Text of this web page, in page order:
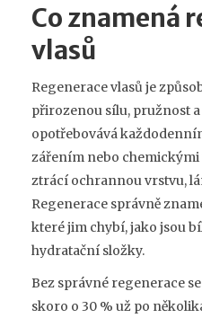
Co znamená
vlasů
Regenerace vlasů je
přirozenou sílu, pružnost a
opotřebovává
zářením nebo
ztrácí ochrannou vrstvu,
Regenerace správně
které jim chybí, jako jsou
hydratační složky.
Bez správné regenerace
skoro o 30 % už po